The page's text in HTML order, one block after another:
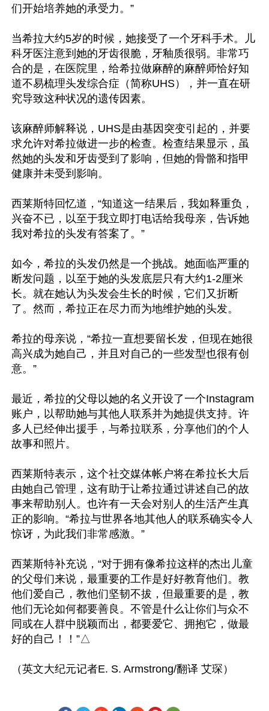
们开始培养她的承受力。”
当希拉大约5岁的时候，她接受了一个牙科手术。儿
科牙医注意到她的牙齿很脆，牙釉质很弱。非常巧
合的是，在医院里，给希拉做麻醉的麻醉师恰好知
道不易梳理头发综合症（简称UHS），并一直在研
究导致这种状况的遗传因素。
该麻醉师解释说，UHS是由基因突变引起的，并要
求允许对希拉做进一步的检查。检查结果显示，虽
然她的头发和牙齿受到了影响，但她的骨骼和指甲
健康并未受到影响。
西莱斯特回忆道，“知道这一结果后，我如释重负，
兴奋不已，以至于我立即打电话给我母亲，告诉她
我对希拉的头发有答案了。”
如今，希拉的头发仍然是一个挑战。她面临严重的
断发问题，以至于她的头发底层只有大约1-2厘米
长。就在她认为头发会生长的时候，它们又折断
了。然而，希拉正在尽力而为地维护她的头发。
希拉的母亲说，“希拉一直想要留长发，但现在她很
高兴成为她自己，并且对自己的一些发型也很有创
意。”
最近，希拉的父母以她的名义开设了一个Instagram
账户，以帮助她与其他人联系并为她提供支持。许
多人已经伸出援手，与希拉联系，分享他们的个人
故事和照片。
西莱斯特表示，这个社交媒体帐户将在希拉长大后
由她自己管理，这有助于让希拉通过讲述自己的故
事来帮助别人。也许有一天会对别人的生活产生真
正的影响。“希拉与世界各地其他人的联系确实令人
惊讶，为此我们非常感激。”
西莱斯特补充说，“对于拥有像希拉这样的杰出儿童
的父母们来说，最重要的工作是好好教育他们。教
他们爱自己，教他们坚韧不拔，但最重要的是，教
他们无论如何都要善良。不管是什么让你们与众不
同或在人群中脱颖而出，都要爱它、拥抱它，做最
好的自己！！”△